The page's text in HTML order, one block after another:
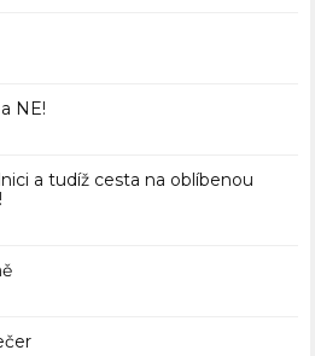
NE!
a tudíž cesta na oblíbenou